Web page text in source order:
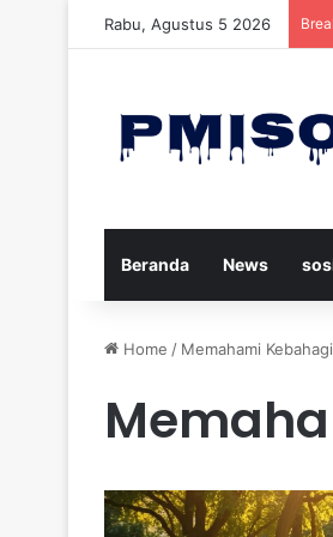
Rabu, Agustus 5 2026
Beranda News
Home / Memahami